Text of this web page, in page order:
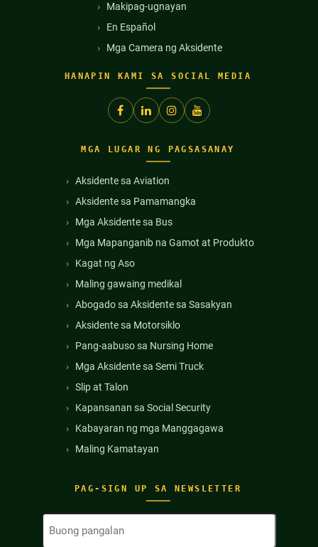
Makipag-ugnayan
En Español
Mga Camera ng Aksidente
HANAPIN KAMI SA SOCIAL MEDIA
PAG-SIGN UP SA NEWSLETTER
Buong
MGA LUGAR NG PAGSASANAY
Aksidente sa Aviation
Aksidente sa Pamamangka
Mga Aksidente sa Bus
Mga Mapanganib na Gamot at Produkto
Kagat ng Aso
Maling gawaing medikal
Abogado sa Aksidente sa Sasakyan
Aksidente sa Motorsiklo
Pang-aabuso sa Nursing Home
Mga Aksidente sa Semi Truck
Slip at Talon
Kapansanan sa Social Security
Kabayaran ng mga Manggagawa
Maling Kamatayan